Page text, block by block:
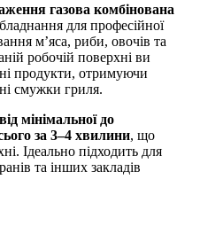
газова комбінована
для професійної
м’яса, риби, овочів та
робочій поверхні ви
продукти, отримуючи
смужки гриля.
від мінімальної до
за 3–4 хвилини, що
Ідеально підходить для
та інших закладів